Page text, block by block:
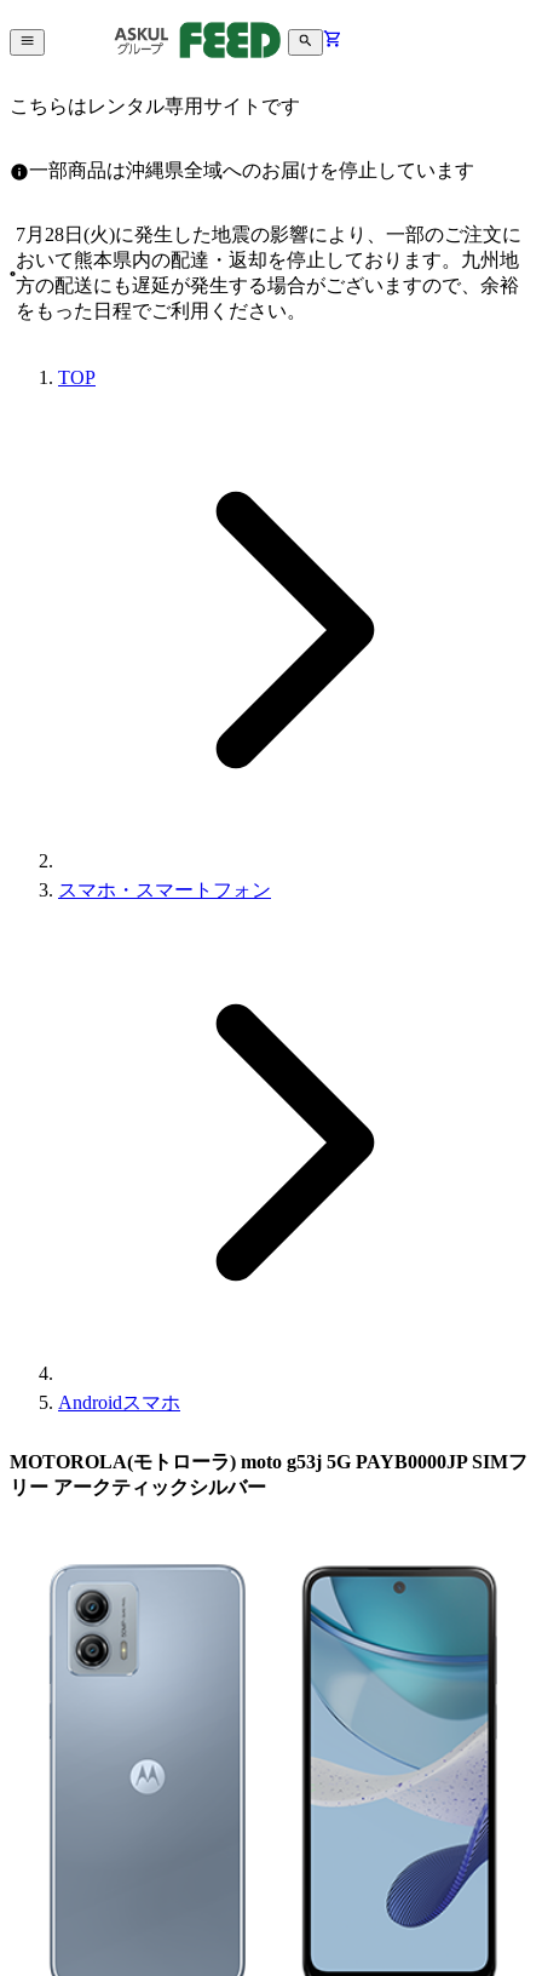
こちらはレンタル専用サイトです
一部商品は沖縄県全域へのお届けを停止しています
7月28日(火)に発生した地震の影響により、一部のご注文に
おいて熊本県内の配達・返却を停止しております。九州地
方の配送にも遅延が発生する場合がございますので、余裕
をもった日程でご利用ください。
TOP
スマホ・スマートフォン
Androidスマホ
MOTOROLA(モトローラ) moto g53j 5G PAYB0000JP SIMフ
リー アークティックシルバー